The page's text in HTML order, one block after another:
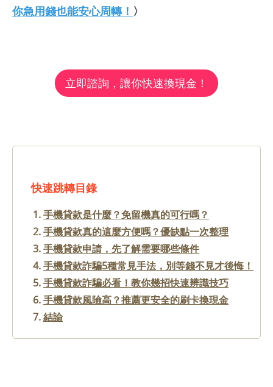
你急用錢也能安心周轉！ 〉
立即諮詢，讓你快速換現金！
快速跳轉目錄
手機貸款是什麼？免留機真的可行嗎？
手機貸款真的這麼方便嗎？優缺點一次整理
手機貸款申請，先了解需要哪些條件
手機貸款詐騙5種常見手法，別等錢不見才後悔！
手機貸款詐騙必看！教你幾招快速辨識技巧
手機貸款風險高？推薦更安全的刷卡換現金
結論